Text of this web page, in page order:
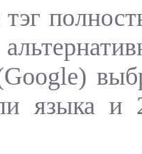
языка и